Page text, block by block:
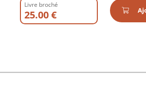
Livre broché
25.00 €